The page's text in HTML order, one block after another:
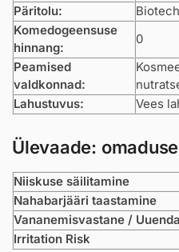
Päritolu:
Komedogeensuse
hinnang:
0
Peamised
valdkonnad:
Lahustuvus:
Vees
Ülevaade:
Niiskuse säilitamine
Nahabarjääri taastamine
Vananemisvastane /
Irritation Risk